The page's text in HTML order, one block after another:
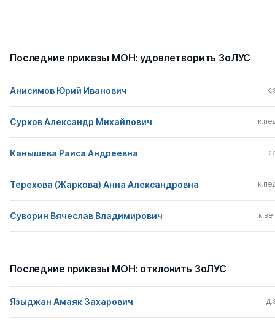
Последние приказы МОН: удовлетворить ЗоЛУС
Анисимов Юрий Иванович
Сурков Александр Михайлович
Канышева Раиса Андреевна
Терехова (Жаркова) Анна Александровна
Суворин Вячеслав Владимирович
Последние приказы МОН: отклонить ЗоЛУС
Языджан Амаяк Захарович